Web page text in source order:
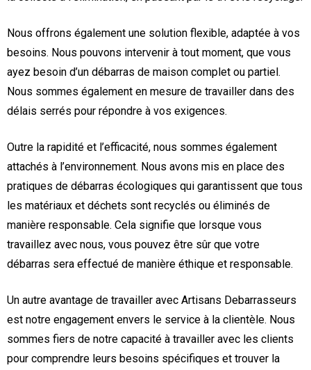
Nous offrons également une solution flexible, adaptée à vos
besoins. Nous pouvons intervenir à tout moment, que vous
ayez besoin d’un débarras de maison complet ou partiel.
Nous sommes également en mesure de travailler dans des
délais serrés pour répondre à vos exigences.
Outre la rapidité et l’efficacité, nous sommes également
attachés à l’environnement. Nous avons mis en place des
pratiques de débarras écologiques qui garantissent que tous
les matériaux et déchets sont recyclés ou éliminés de
manière responsable. Cela signifie que lorsque vous
travaillez avec nous, vous pouvez être sûr que votre
débarras sera effectué de manière éthique et responsable.
Un autre avantage de travailler avec Artisans Debarrasseurs
est notre engagement envers le service à la clientèle. Nous
sommes fiers de notre capacité à travailler avec les clients
pour comprendre leurs besoins spécifiques et trouver la